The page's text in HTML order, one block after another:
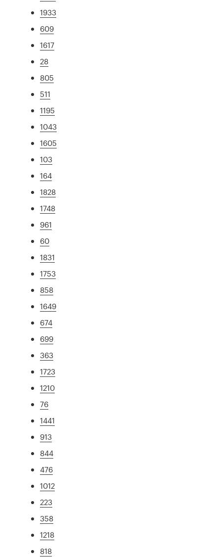
1933
609
1617
28
805
511
1195
1043
1605
103
164
1828
1748
961
60
1831
1753
858
1649
674
699
363
1723
1210
76
1441
913
844
476
1012
223
358
1218
818